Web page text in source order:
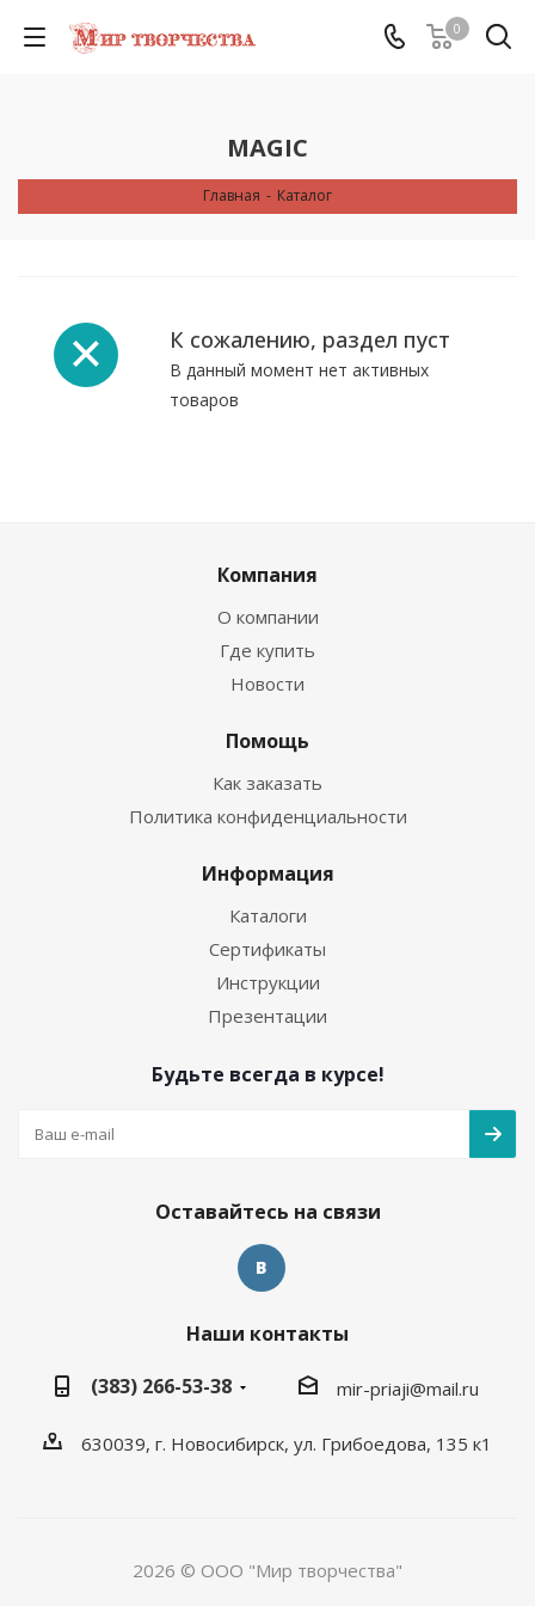
0
MAGIC
Главная - Каталог
К сожалению, раздел пуст
В данный момент нет активных
товаров
Компания
О компании
Где купить
Новости
Помощь
Как заказать
Политика конфиденциальности
Информация
Каталоги
Сертификаты
Инструкции
Презентации
Будьте всегда в курсе!
Оставайтесь на связи
Наши контакты
(383) 266-53-38
mir-priaji@mail.ru
630039, г. Новосибирск, ул. Грибоедова, 135 к1
2026 © ООО "Мир творчества"